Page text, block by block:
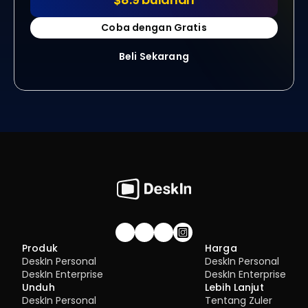
Coba dengan Gratis
Beli Sekarang
Gabung komunitas!
Produk
DeskIn Personal
DeskIn Enterprise
Unduh
DeskIn Personal
Harga
DeskIn Personal
DeskIn Enterprise
Lebih Lanjut
Tentang Zuler